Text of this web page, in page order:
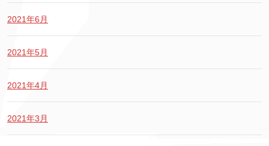
2021年6月
2021年5月
2021年4月
2021年3月